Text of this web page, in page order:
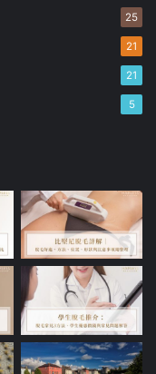
25
21
21
5